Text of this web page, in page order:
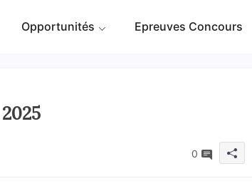
Opportunités Epreuves Concours
0